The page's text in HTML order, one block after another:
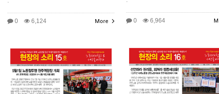
0 6,124 More 0 6,964